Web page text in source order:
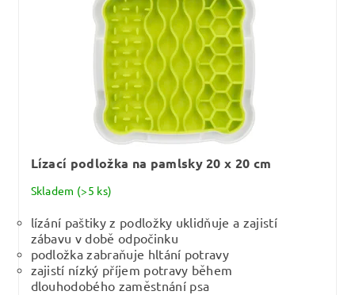
Lízací podložka na pamlsky 20 x 20 cm
Skladem (>5 ks)
lízání paštiky z podložky uklidňuje a zajistí
zábavu v době odpočinku
podložka zabraňuje hltání potravy
zajistí nízký příjem potravy během
dlouhodobého zaměstnání psa